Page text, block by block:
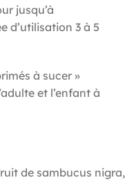
jusqu’à
d’utilisation 3 à 5
à sucer »
et l’enfant à
de sambucus nigra,